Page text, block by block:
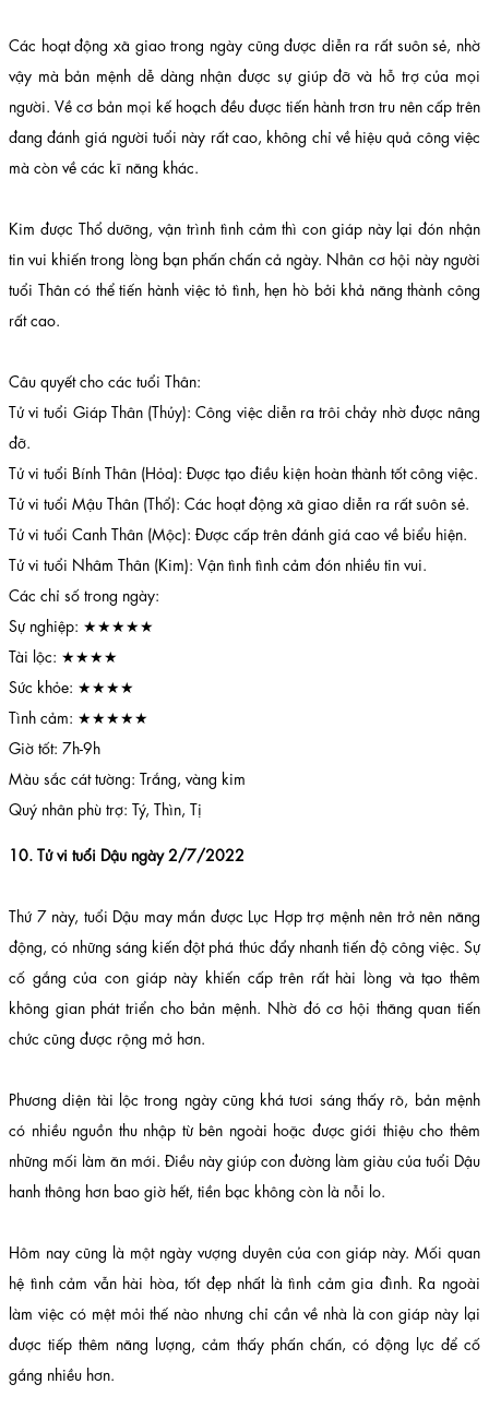
Các hoạt động xã giao trong ngày cũng được diễn ra rất suôn sẻ, nhờ
vậy mà bản mệnh dễ dàng nhận được sự giúp đỡ và hỗ trợ của mọi
người. Về cơ bản mọi kế hoạch đều được tiến hành trơn tru nên cấp trên
đang đánh giá người tuổi này rất cao, không chỉ về hiệu quả công việc
mà còn về các kĩ năng khác.
Kim được Thổ dưỡng, vận trình tình cảm thì con giáp này lại đón nhận
tin vui khiến trong lòng bạn phấn chấn cả ngày. Nhân cơ hội này người
tuổi Thân có thể tiến hành việc tỏ tình, hẹn hò bởi khả năng thành công
rất cao.
Câu quyết cho các tuổi Thân:
Tử vi tuổi Giáp Thân (Thủy): Công việc diễn ra trôi chảy nhờ được nâng
đỡ.
Tử vi tuổi Bính Thân (Hỏa): Được tạo điều kiện hoàn thành tốt công việc.
Tử vi tuổi Mậu Thân (Thổ): Các hoạt động xã giao diễn ra rất suôn sẻ.
Tử vi tuổi Canh Thân (Mộc): Được cấp trên đánh giá cao về biểu hiện.
Tử vi tuổi Nhâm Thân (Kim): Vận tình tình cảm đón nhiều tin vui.
Các chỉ số trong ngày:
Sự nghiệp: ★★★★★
Tài lộc: ★★★★
Sức khỏe: ★★★★
Tình cảm: ★★★★★
Giờ tốt: 7h-9h
Màu sắc cát tường: Trắng, vàng kim
Quý nhân phù trợ: Tý, Thìn, Tị
10. Tử vi tuổi Dậu ngày 2/7/2022
Thứ 7 này, tuổi Dậu may mắn được Lục Hợp trợ mệnh nên trở nên năng
động, có những sáng kiến đột phá thúc đẩy nhanh tiến độ công việc. Sự
cố gắng của con giáp này khiến cấp trên rất hài lòng và tạo thêm
không gian phát triển cho bản mệnh. Nhờ đó cơ hội thăng quan tiến
chức cũng được rộng mở hơn.
Phương diện tài lộc trong ngày cũng khá tươi sáng thấy rõ, bản mệnh
có nhiều nguồn thu nhập từ bên ngoài hoặc được giới thiệu cho thêm
những mối làm ăn mới. Điều này giúp con đường làm giàu của tuổi Dậu
hanh thông hơn bao giờ hết, tiền bạc không còn là nỗi lo.
Hôm nay cũng là một ngày vượng duyên của con giáp này. Mối quan
hệ tình cảm vẫn hài hòa, tốt đẹp nhất là tình cảm gia đình. Ra ngoài
làm việc có mệt mỏi thế nào nhưng chỉ cần về nhà là con giáp này lại
được tiếp thêm năng lượng, cảm thấy phấn chấn, có động lực để cố
gắng nhiều hơn.